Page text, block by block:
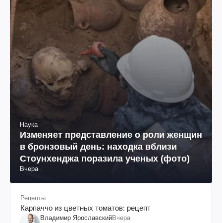
Наука
Изменяет представление о роли женщин
в бронзовый день: находка вблизи
Стоунхенджа поразила ученых (фото)
Вчера
Рецепты
Карпаччо из цветных томатов: рецепт
Владимир ЯрославскийВчера